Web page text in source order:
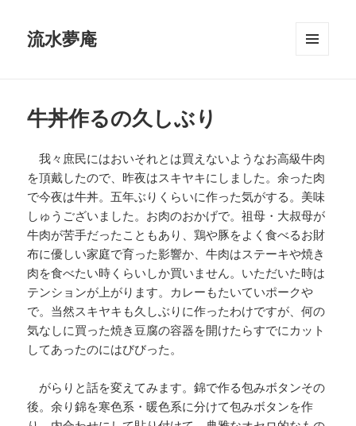
流水夢庵
牛丼作るの久しぶり
我々庶民にはおいそれとは買えないようなお高級牛肉
を頂戴したので、昨夜はスキヤキにしました。余った肉
で今夜は牛丼。五年ぶりくらいに作った気がする。美味
しゅうございました。お肉のおかげで。祖母・大叔母が
牛肉が苦手だったこともあり、鶏や豚をよく食べるお財
布に優しい家庭で育った影響か、牛肉はステーキや焼き
肉を食べたい時くらいしか買いません。いただいた時は
テンションが上がります。カレーもたいていポークや
で。当然スキヤキも久しぶりに作ったわけですが、何の
気なしに買った焼き豆腐の容器を開けたらすでにカット
してあったのにはびびった。
がらりと話を変えてみます。錦で作る包みボタンその
後。余り錦を寒色系・暖色系に分けて包みボタンを作